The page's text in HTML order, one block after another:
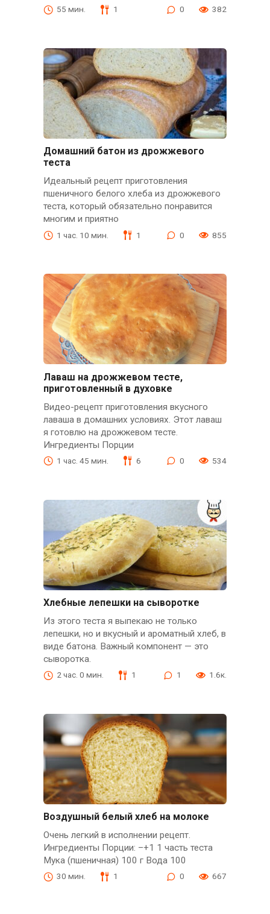
55 мин. 1 0 382
Домашний батон из дрожжевого
теста
Идеальный рецепт приготовления
пшеничного белого хлеба из дрожжевого
теста, который обязательно понравится
многим и приятно
1 час. 10 мин. 1 0 855
Лаваш на дрожжевом тесте,
приготовленный в духовке
Видео-рецепт приготовления вкусного
лаваша в домашних условиях. Этот лаваш
я готовлю на дрожжевом тесте.
Ингредиенты Порции
1 час. 45 мин. 6 0 534
Хлебные лепешки на сыворотке
Из этого теста я выпекаю не только
лепешки, но и вкусный и ароматный хлеб, в
виде батона. Важный компонент — это
сыворотка.
2 час. 0 мин. 1 1 1.6к.
Воздушный белый хлеб на молоке
Очень легкий в исполнении рецепт.
Ингредиенты Порции: –+1 1 часть теста
Мука (пшеничная) 100 г Вода 100
30 мин. 1 0 667